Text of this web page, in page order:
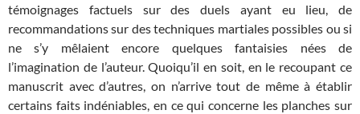
témoignages factuels sur des duels ayant eu lieu, de
recommandations sur des techniques martiales possibles ou si
ne s’y mêlaient encore quelques fantaisies nées de
l’imagination de l’auteur. Quoiqu’il en soit, en le recoupant ce
manuscrit avec d’autres, on n’arrive tout de même à établir
certains faits indéniables, en ce qui concerne les planches sur